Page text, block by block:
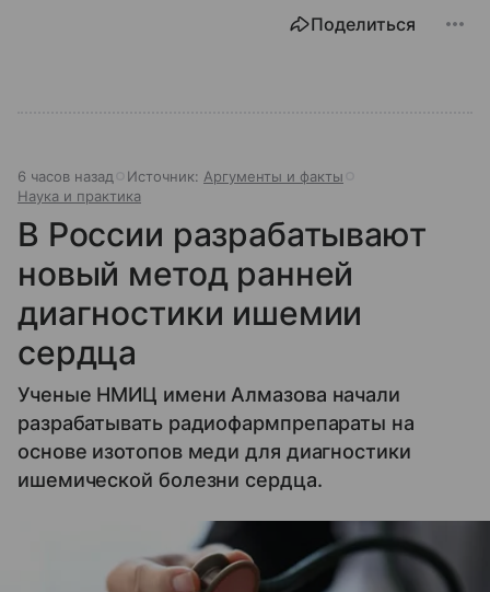
Поделиться
6 часов назад Источник: Аргументы и факты
Наука и практика
В России разрабатывают
новый метод ранней
диагностики ишемии
сердца
Ученые НМИЦ имени Алмазова начали
разрабатывать радиофармпрепараты на
основе изотопов меди для диагностики
ишемической болезни сердца.